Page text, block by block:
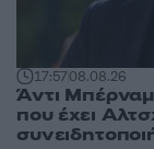
17:5708.08.26
Άντι
που έχει